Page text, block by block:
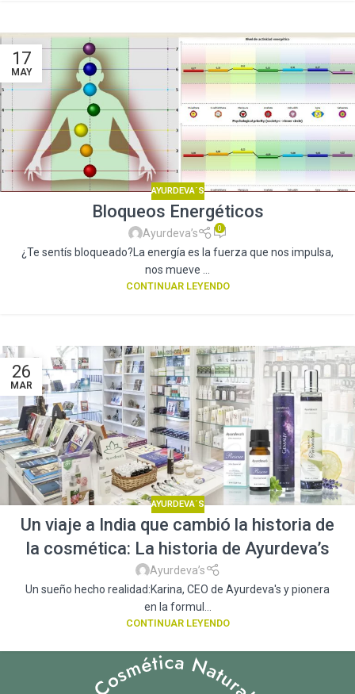
17
MAY
AYURDEVA´S
Bloqueos Energéticos
Ayurdeva’s 0
¿Te sentís bloqueado?La energía es la fuerza que nos impulsa,
nos mueve ...
CONTINUAR LEYENDO
26
MAR
AYURDEVA´S
Un viaje a India que cambió la historia de
la cosmética: La historia de Ayurdeva’s
Ayurdeva’s
Un sueño hecho realidad:Karina, CEO de Ayurdeva's y pionera
en la formul...
CONTINUAR LEYENDO